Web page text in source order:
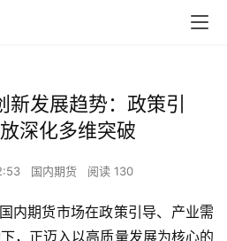
发展趋势：政策引
深化多维突破
国内期货 阅读 130
内期货市场在政策引导、产业需
，正迈入以高质量发展为核心的